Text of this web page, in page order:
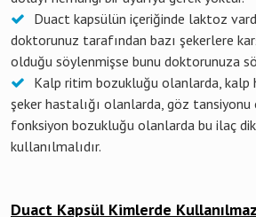
Duact kapsülün içeriğinde laktoz
doktorunuz tarafından bazı şekerlere
olduğu söylenmişse bunu doktorunuza
Kalp ritim bozukluğu olanlarda, kalp
şeker hastalığı olanlarda, göz
fonksiyon bozukluğu olanlarda bu ilaç
kullanılmalıdır.
Duact Kapsül Kimlerde